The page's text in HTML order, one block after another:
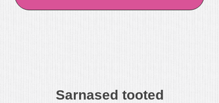
Sarnased tooted